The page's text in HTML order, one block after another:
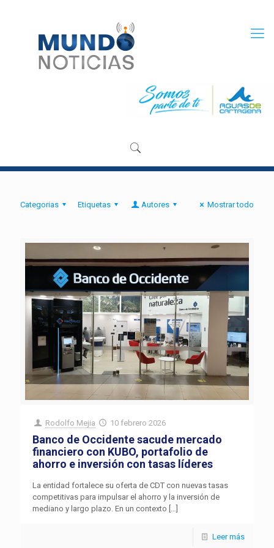
Categorias Etiquetas Autores Mostrar todo
Rodolfo Mejia 10 febrero 2026
Banco de Occidente sacude mercado
financiero con KUBO, portafolio de
ahorro e inversión con tasas líderes
La entidad fortalece su oferta de CDT con nuevas tasas
competitivas para impulsar el ahorro y la inversión de
mediano y largo plazo. En un contexto […]
Leer más